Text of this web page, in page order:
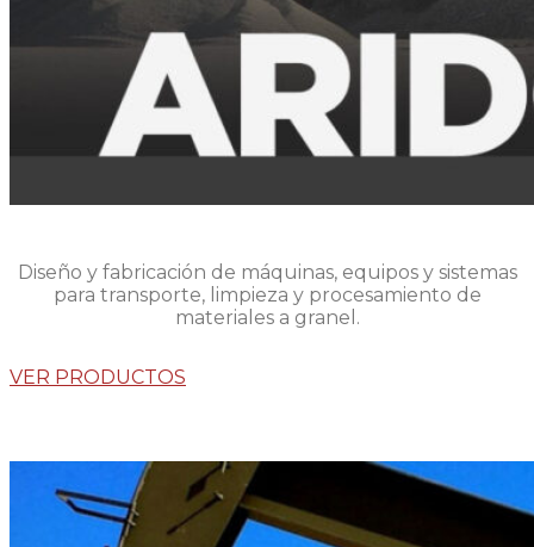
Diseño y fabricación de máquinas, equipos y sistemas
para transporte, limpieza y procesamiento de
materiales a granel.
VER PRODUCTOS